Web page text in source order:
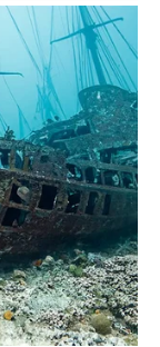
ostalo
donositi
slušati i razum.
tokom ljeta
tvoje planove.
se pretvoriti u